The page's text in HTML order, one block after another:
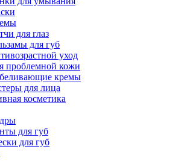
для глаз
для губ
уход
проблемной кожи
кремы
для лица
косметика
для губ
для губ